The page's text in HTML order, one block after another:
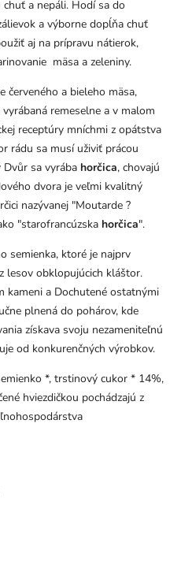
a nepáli. Hodí sa do
a výborne dopĺňa chuť
aj na prípravu nátierok,
mäsa a zeleniny.
červeného a bieleho mäsa,
remeselne a v malom
receptúry mníchmi z opátstva
rádu sa musí uživiť prácou
sa vyrába horčica, chovajú
dvora je veľmi kvalitný
nazývanej "Moutarde ?
"starofrancúzska horčica".
semienka, ktoré je najprv
lesov obklopujúcich kláštor.
kameni a Dochutené ostatnými
plnená do pohárov, kde
získava svoju nezameniteľnú
od konkurenčných výrobkov.
*, trstinový cukor * 14%,
hviezdičkou pochádzajú z